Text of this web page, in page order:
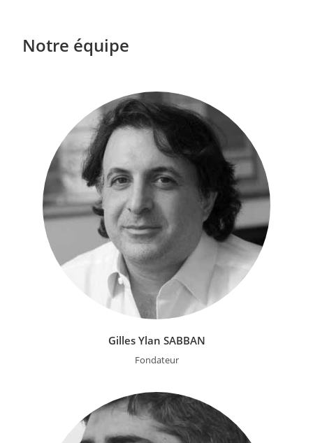
Notre équipe
Gilles Ylan SABBAN
Fondateur